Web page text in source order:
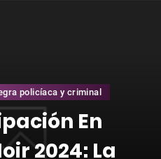
policíaca y criminal
En
2024: La